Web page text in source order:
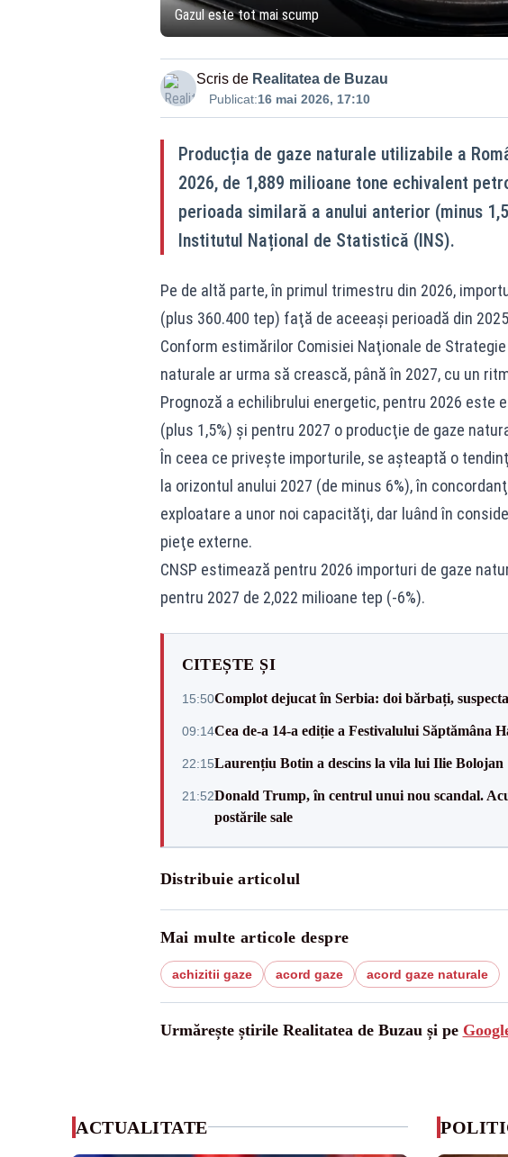
Gazul este tot mai scump
Scris de Realitatea de Buzau
Publicat:16 mai 2026, 17:10
Producția de gaze naturale utilizabile a
2026, de 1,889 milioane tone echivalent
perioada similară a anului anterior (minus
Institutul Național de Statistică (INS).
Pe de altă parte, în primul trimestru din 2026,
(plus 360.400 tep) faţă de aceeaşi perioadă din
Conform estimărilor Comisiei Naţionale de
naturale ar urma să crească, până în 2027, cu un
Prognoză a echilibrului energetic, pentru 2026 este
(plus 1,5%) şi pentru 2027 o producţie de gaze
În ceea ce priveşte importurile, se aşteaptă o
la orizontul anului 2027 (de minus 6%), în
exploatare a unor noi capacităţi, dar luând în
pieţe externe.
CNSP estimează pentru 2026 importuri de gaze
pentru 2027 de 2,022 milioane tep (-6%).
CITEȘTE ȘI
15:50Complot dejucat în Serbia: doi bărbați,
09:14Cea de-a 14-a ediție a Festivalului Săptămâna
22:15Laurențiu Botin a descins la vila lui Ilie Bolojan
21:52Donald Trump, în centrul unui nou scandal.
postările sale
Distribuie articolul
Mai multe articole despre
achizitii gaze acord gaze acord gaze naturale
Urmărește știrile Realitatea de Buzau și pe
ACTUALITATE